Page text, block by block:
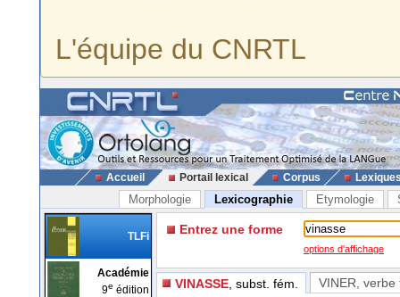
L'équipe du CNRTL
Accueil Portail lexical Corpus
Morphologie Lexicographie Etymologie
TLFi
Académie
9e édition
Entrez une forme
options d'affichage
VINASSE , subst. fém. VINER ,